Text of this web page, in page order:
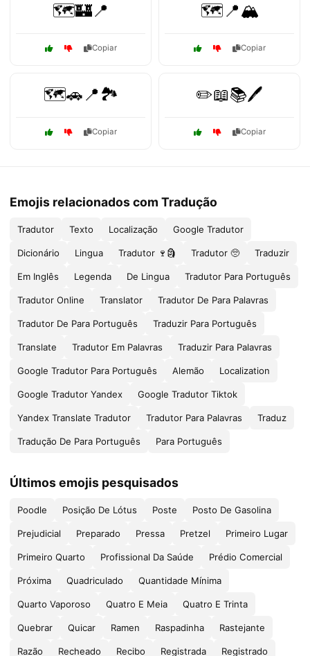
🗺️🏰📍
Copiar
🗺️📍🏔️
Copiar
🗺️🚗📍🏞️
Copiar
✏️📖📚🖊️
Copiar
Emojis relacionados com Tradução
Tradutor Texto Localização Google Tradutor
Dicionário Lingua Tradutor 🍷🗿 Tradutor 🥺 Traduzir
Em Inglês Legenda De Lingua Tradutor Para Português
Tradutor Online Translator Tradutor De Para Palavras
Tradutor De Para Português Traduzir Para Português
Translate Tradutor Em Palavras Traduzir Para Palavras
Google Tradutor Para Português Alemão Localization
Google Tradutor Yandex Google Tradutor Tiktok
Yandex Translate Tradutor Tradutor Para Palavras Traduz
Tradução De Para Português Para Português
Últimos emojis pesquisados
Poodle Posição De Lótus Poste Posto De Gasolina
Prejudicial Preparado Pressa Pretzel Primeiro Lugar
Primeiro Quarto Profissional Da Saúde Prédio Comercial
Próxima Quadriculado Quantidade Mínima
Quarto Vaporoso Quatro E Meia Quatro E Trinta
Quebrar Quicar Ramen Raspadinha Rastejante
Razão Recheado Recibo Registrada Registrado